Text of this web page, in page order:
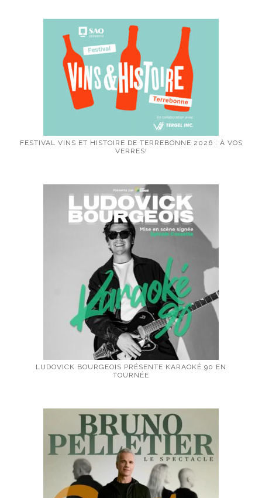
FESTIVAL VINS ET HISTOIRE DE TERREBONNE 2026 : À VOS
VERRES!
LUDOVICK BOURGEOIS PRÉSENTE KARAOKÉ 90 EN
TOURNÉE